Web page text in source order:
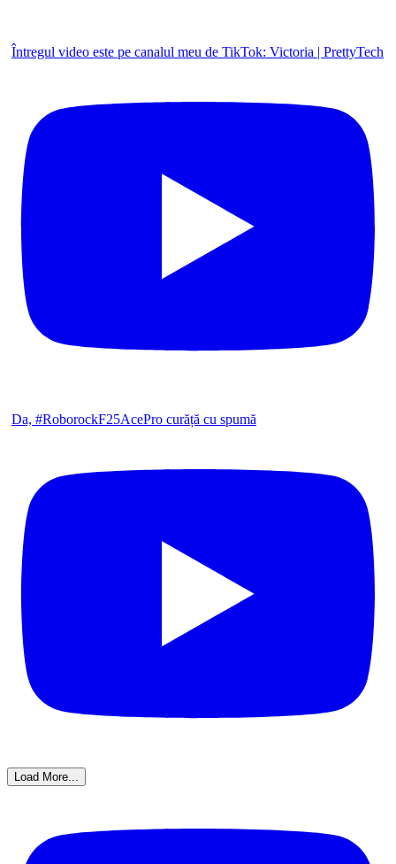
Întregul video este pe canalul meu de TikTok: Victoria | PrettyTech
Da, #RoborockF25AcePro curăță cu spumă
Load More...